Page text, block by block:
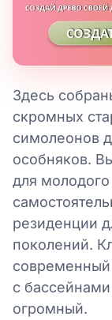
Здесь
скромных
симолеонов
особняков.
для
резиденции
поколений.
с
огромный.